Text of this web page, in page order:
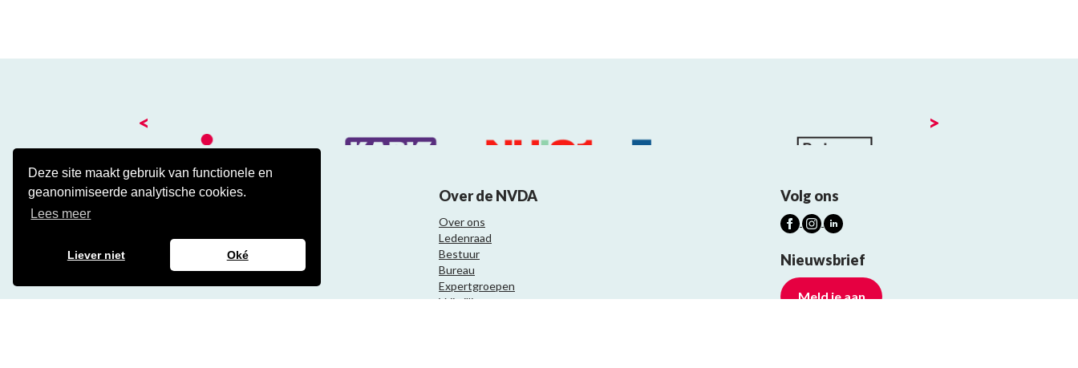
Deze site maakt gebruik van functionele en
geanonimiseerde analytische cookies.
Lees meer
Liever niet Oké
< >
Kantoor
3743 KE Baarn
Contact
Over de NVDA
Over ons
Ledenraad
Bestuur
Bureau
Expertgroepen
Vrijwilligers
Volg ons
Nieuwsbrief
Meld je aan